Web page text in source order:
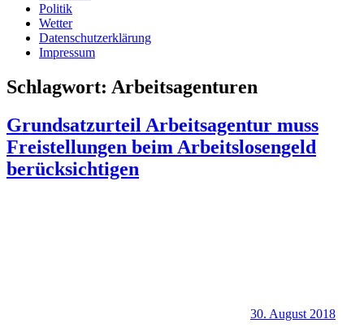
Politik
Wetter
Datenschutzerklärung
Impressum
Schlagwort: Arbeitsagenturen
Grundsatzurteil Arbeitsagentur muss
Freistellungen beim Arbeitslosengeld
berücksichtigen
30. August 2018